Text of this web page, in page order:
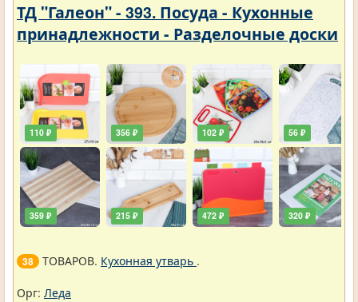
ТД "Галеон" - 393. Посуда - Кухонные
принадлежности - Разделочные доски
110 ₽
359 ₽
356 ₽
215 ₽
102 ₽
472 ₽
56 ₽
320 ₽
38 ТОВАРОВ. Кухонная утварь .
Орг: Леда